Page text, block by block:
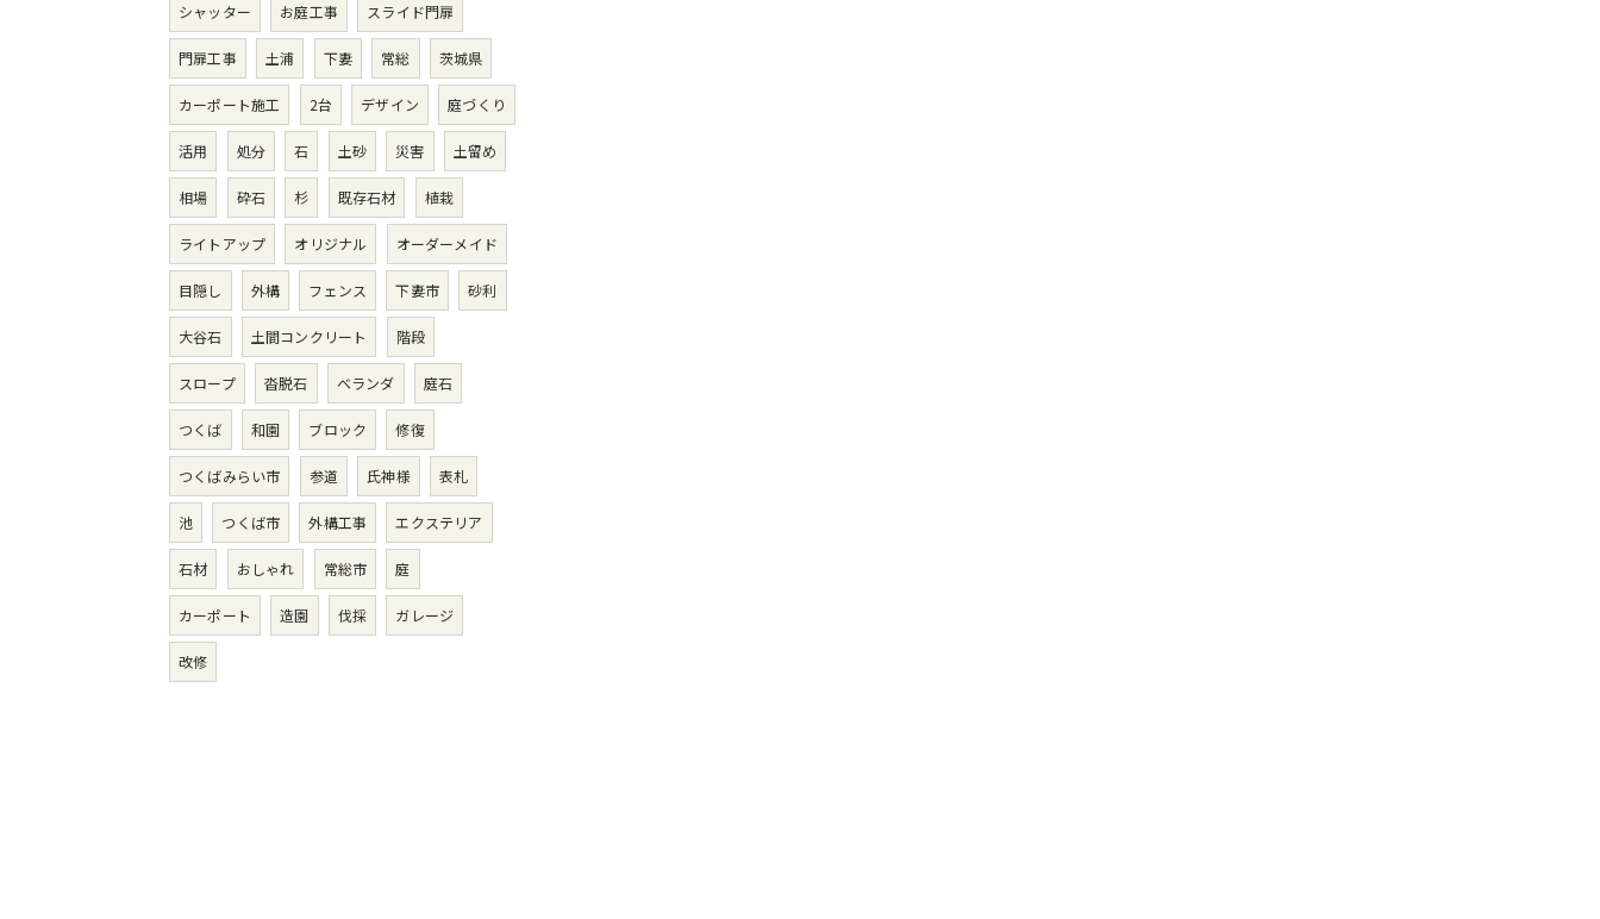
シャッター お庭工事 スライド門扉
門扉工事 土浦 下妻 常総 茨城県
カーポート施工 2台 デザイン 庭づくり
活用 処分 石 土砂 災害 土留め
相場 砕石 杉 既存石材 植栽
ライトアップ オリジナル オーダーメイド
目隠し 外構 フェンス 下妻市 砂利
大谷石 土間コンクリート 階段
スロープ 沓脱石 ベランダ 庭石
つくば 和園 ブロック 修復
つくばみらい市 参道 氏神様 表札
池 つくば市 外構工事 エクステリア
石材 おしゃれ 常総市 庭
カーポート 造園 伐採 ガレージ
改修